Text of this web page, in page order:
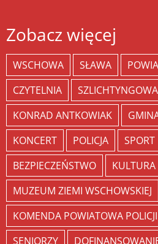
Zobacz więcej
WSCHOWA SŁAWA
CZYTELNIA
SZLICHTYNGOWA
KONRAD ANTKOWIAK
KONCERT
POLICJA SPORT
BEZPIECZEŃSTWO
KULTURA
MUZEUM ZIEMI WSCHOWSKIEJ
KOMENDA POWIATOWA
SENIORZY